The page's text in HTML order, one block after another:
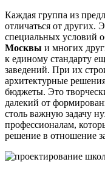
Каждая группа из
отличаться от других.
специальных условий
Москвы и многих
к единому стандарту
заведений. При их
архитектурные
бюджеты. Это
далекий от
столь важную задачу
профессионалам,
решение в отношение